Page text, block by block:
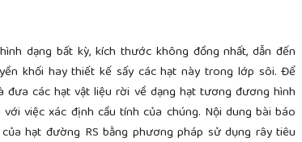
dạng bất kỳ, kích thước không đồng nhất, dẫn đến
khối hay thiết kế sấy các hạt này trong lớp sôi. Để
đưa các hạt vật liệu rời về dạng hạt tương đương hình
việc xác định cầu tính của chúng. Nội dung bài báo
hạt đường RS bằng phương pháp sử dụng rây tiêu